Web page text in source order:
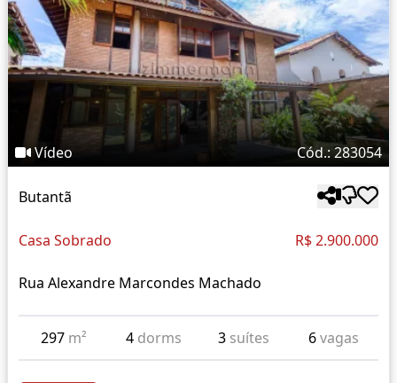
Vídeo Cód.: 283054
Butantã
Casa Sobrado R$ 2.900.000
Rua Alexandre Marcondes Machado
297 m² 4 dorms 3 suítes 6vagas